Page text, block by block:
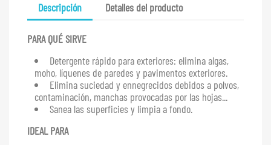
Descripción Detalles del producto
PARA QUÉ SIRVE
Detergente rápido para exteriores: elimina algas,
moho, líquenes de paredes y pavimentos exteriores.
Elimina suciedad y ennegrecidos debidos a polvos,
contaminación, manchas provocadas por las hojas...
Sanea las superficies y limpia a fondo.
IDEAL PARA